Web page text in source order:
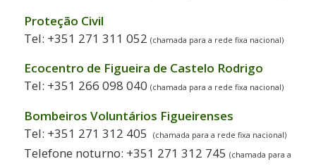
Proteção Civil
Tel: +351 271 311 052 (chamada para a rede fixa nacional)
Ecocentro de Figueira de Castelo Rodrigo
Tel: +351 266 098 040 (chamada para a rede fixa nacional)
Bombeiros Voluntários Figueirenses
Tel: +351 271 312 405
(chamada para a rede fixa nacional)
Telefone noturno: +351 271 312 745 (chamada para a